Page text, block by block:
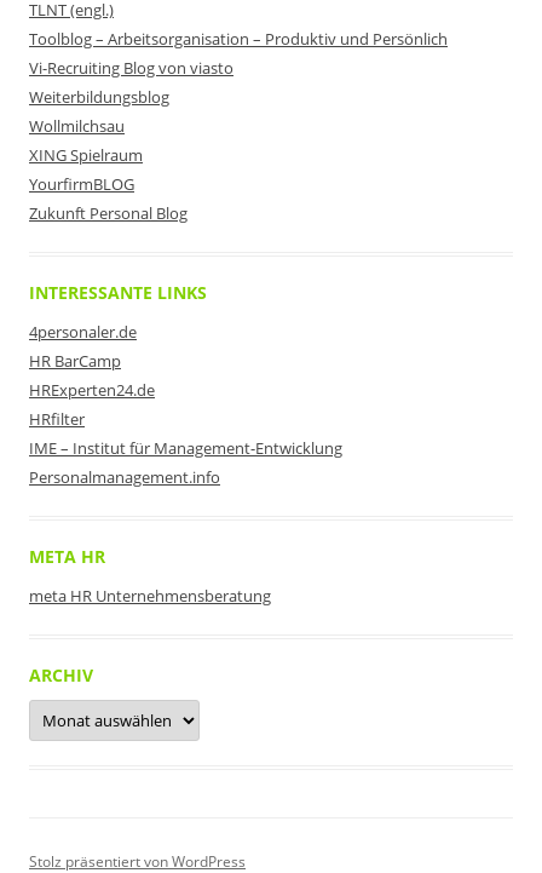
TLNT (engl.)
Toolblog – Arbeitsorganisation – Produktiv und Persönlich
Vi-Recruiting Blog von viasto
Weiterbildungsblog
Wollmilchsau
XING Spielraum
YourfirmBLOG
Zukunft Personal Blog
INTERESSANTE LINKS
4personaler.de
HR BarCamp
HRExperten24.de
HRfilter
IME – Institut für Management-Entwicklung
Personalmanagement.info
META HR
meta HR Unternehmensberatung
ARCHIV
Archiv
Stolz präsentiert von WordPress